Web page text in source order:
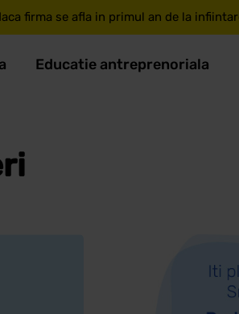
firma se afla in primul an de la
Educatie antreprenoriala